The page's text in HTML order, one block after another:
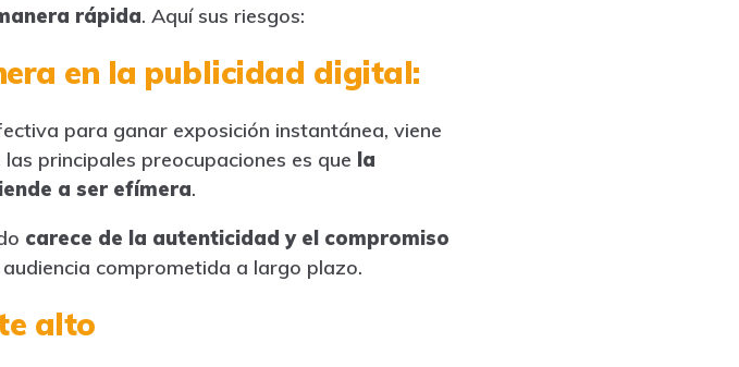
rápida. Aquí sus riesgos:
en la publicidad digital:
para ganar exposición instantánea, viene
principales preocupaciones es que la
a ser efímera.
carece de la autenticidad y el compromiso
comprometida a largo plazo.
alto